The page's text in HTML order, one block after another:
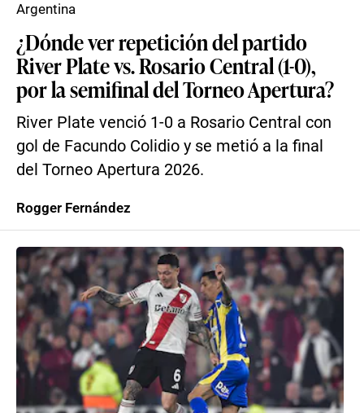
¿Dónde ver repetición del partido
River Plate vs. Rosario Central (1-0),
por la semifinal del Torneo Apertura?
River Plate venció 1-0 a Rosario Central con
gol de Facundo Colidio y se metió a la final
del Torneo Apertura 2026.
Argentina
Rogger Fernández